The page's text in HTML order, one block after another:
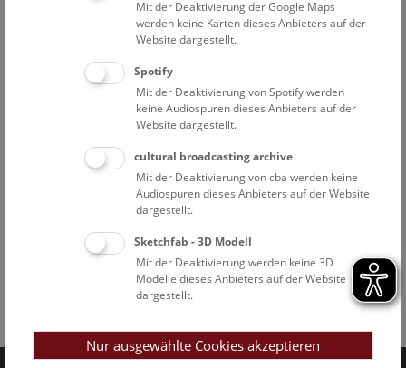
Mit der Deaktivierung der Google Maps
werden keine Karten dieses Anbieters auf der
Website dargestellt.
Spotify
Mit der Deaktivierung von Spotify werden
keine Audiospuren dieses Anbieters auf der
Website dargestellt.
cultural broadcasting archive
Mit der Deaktivierung von cba werden keine
Audiospuren dieses Anbieters auf der Website
dargestellt.
Sketchfab - 3D Modell
Mit der Deaktivierung werden keine 3D
Modelle dieses Anbieters auf der Website
dargestellt.
Nur ausgewählte Cookies akzeptieren